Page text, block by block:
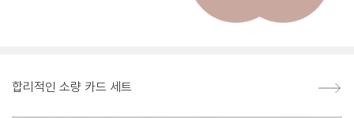
합리적인 소량 카드 세트